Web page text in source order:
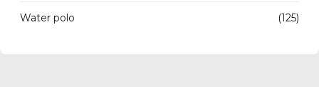
Water polo (125)